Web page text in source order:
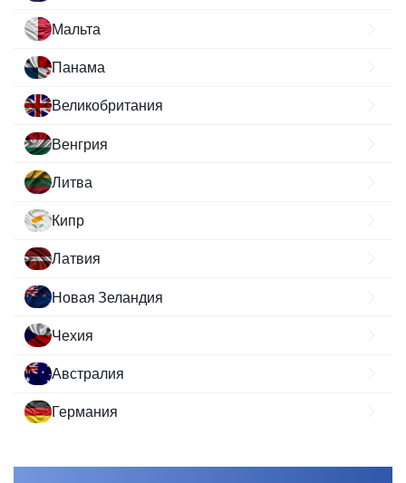
Мальта
Панама
Великобритания
Венгрия
Литва
Кипр
Латвия
Новая Зеландия
Чехия
Австралия
Германия